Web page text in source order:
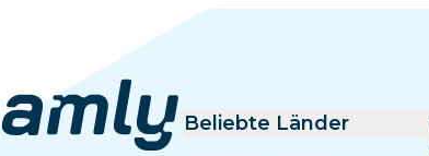
Beliebte Länder